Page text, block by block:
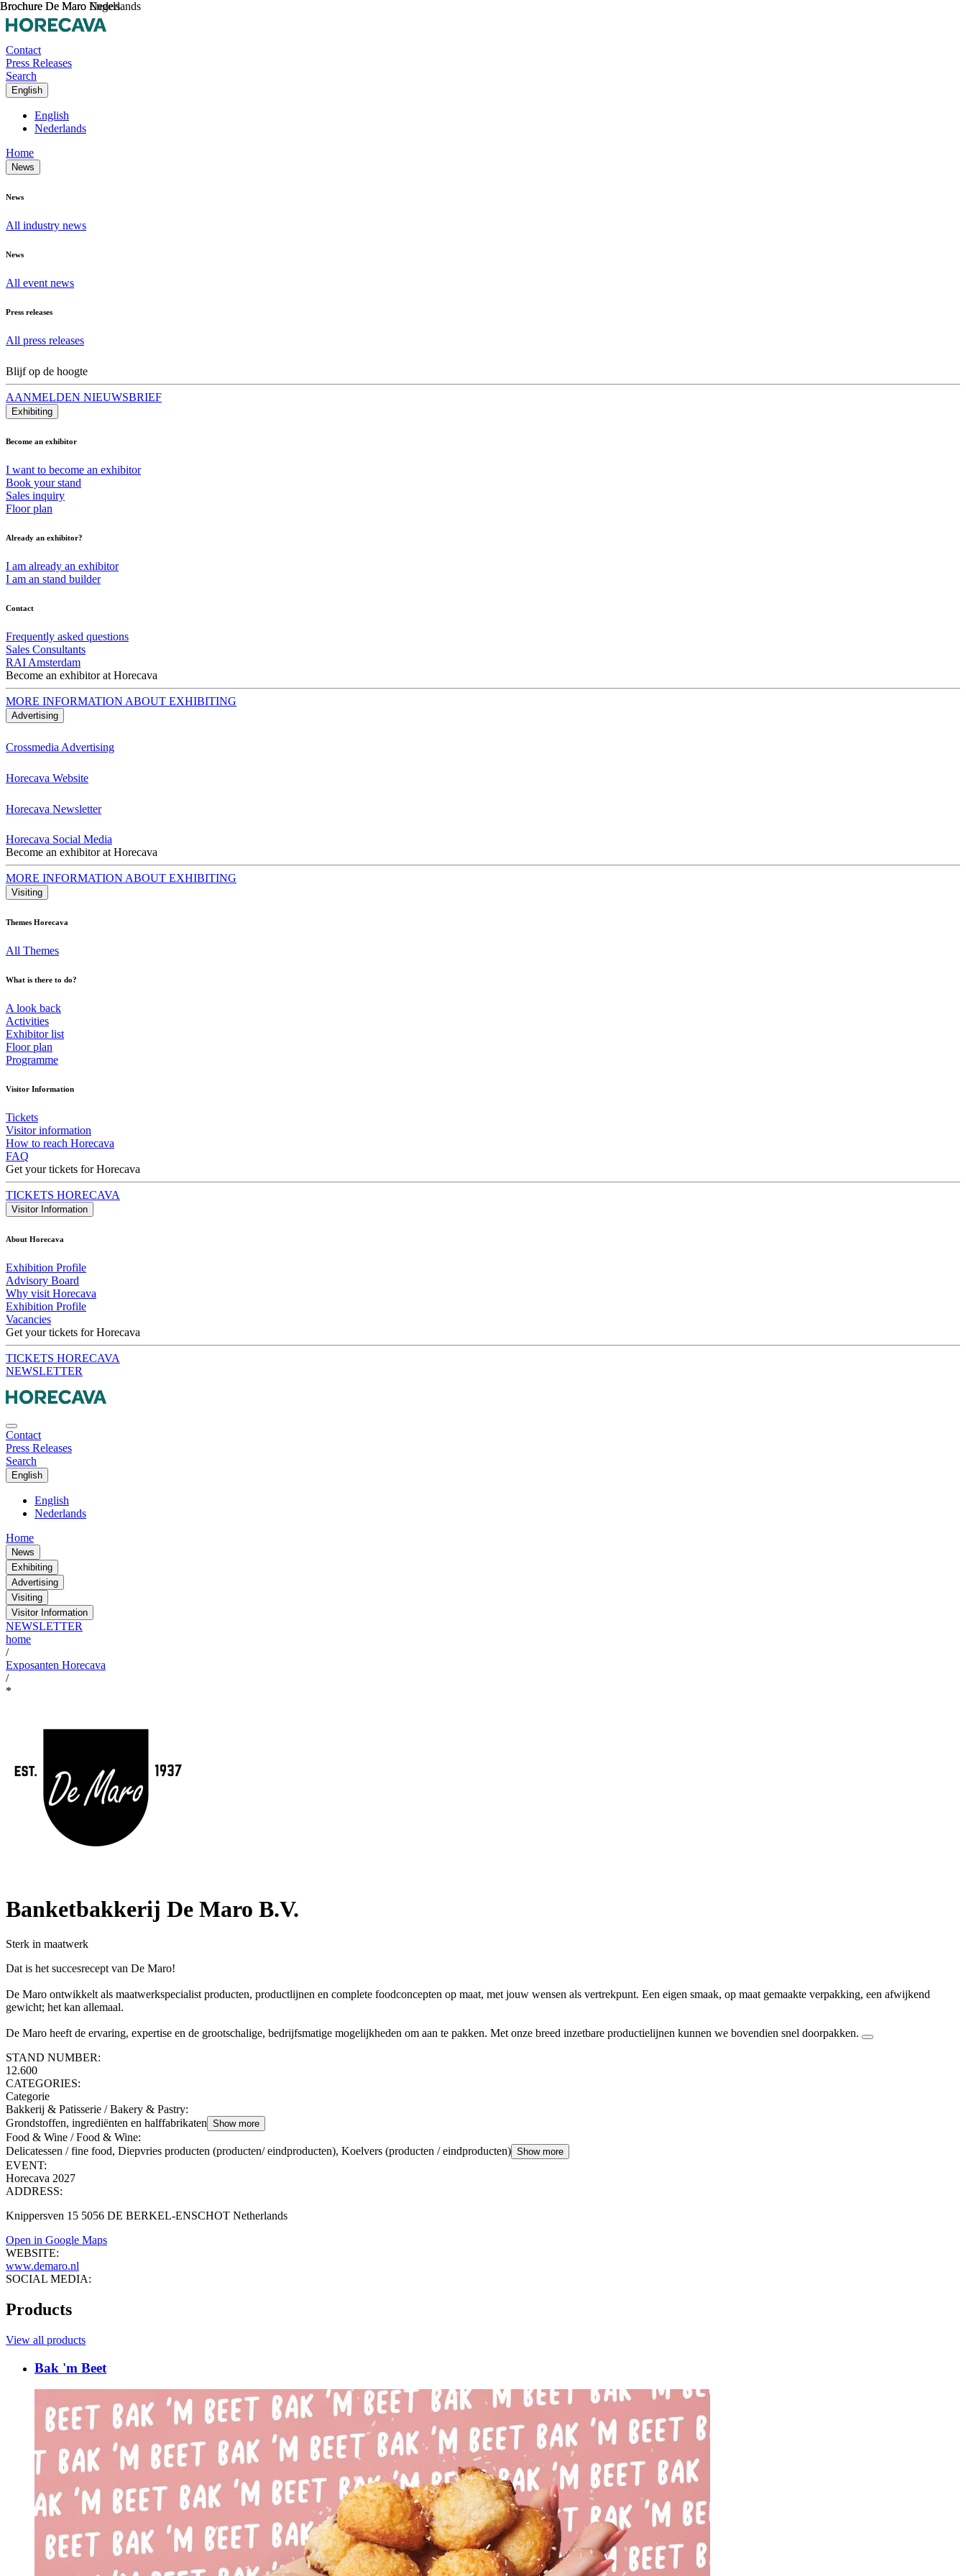
Contact
Press Releases
Search
English
English
Nederlands
Home
News
News
All industry news
News
All event news
Press releases
All press releases
Blijf op de hoogte
AANMELDEN NIEUWSBRIEF
Exhibiting
Become an exhibitor
I want to become an exhibitor
Book your stand
Sales inquiry
Floor plan
Already an exhibitor?
I am already an exhibitor
I am an stand builder
Contact
Frequently asked questions
Sales Consultants
RAI Amsterdam
Become an exhibitor at Horecava
MORE INFORMATION ABOUT EXHIBITING
Advertising
Crossmedia Advertising
Horecava Website
Horecava Newsletter
Horecava Social Media
Become an exhibitor at Horecava
MORE INFORMATION ABOUT EXHIBITING
Visiting
Themes Horecava
All Themes
What is there to do?
A look back
Activities
Exhibitor list
Floor plan
Programme
Visitor Information
Tickets
Visitor information
How to reach Horecava
FAQ
Get your tickets for Horecava
TICKETS HORECAVA
Visitor Information
About Horecava
Exhibition Profile
Advisory Board
Why visit Horecava
Exhibition Profile
Vacancies
Get your tickets for Horecava
TICKETS HORECAVA
NEWSLETTER
Contact
Press Releases
Search
English
English
Nederlands
Home
News
Exhibiting
Advertising
Visiting
Visitor Information
NEWSLETTER
home
/
Exposanten Horecava
/
*
Banketbakkerij De Maro B.V.
Sterk in maatwerk
Dat is het succesrecept van De Maro!
De Maro ontwikkelt als maatwerkspecialist producten, productlijnen en complete foodconcepten op maat, met jouw wensen als vertrekpunt. Een eigen smaak, op maat gemaakte verpakking, een afwijkend
gewicht; het kan allemaal.
De Maro heeft de ervaring, expertise en de grootschalige, bedrijfsmatige mogelijkheden om aan te pakken. Met onze breed inzetbare productielijnen kunnen we bovendien snel doorpakken.
STAND NUMBER:
12.600
CATEGORIES:
Categorie
Bakkerij & Patisserie / Bakery & Pastry:
Grondstoffen, ingrediënten en halffabrikaten Show more
Food & Wine / Food & Wine:
Delicatessen / fine food, Diepvries producten (producten/ eindproducten), Koelvers (producten / eindproducten) Show more
EVENT:
Horecava 2027
ADDRESS:
Knippersven 15 5056 DE BERKEL-ENSCHOT Netherlands
Open in Google Maps
WEBSITE:
www.demaro.nl
SOCIAL MEDIA:
Products
View all products
Bak 'm Beet
Brochure De Maro Engels
Brochure De Maro Nederlands